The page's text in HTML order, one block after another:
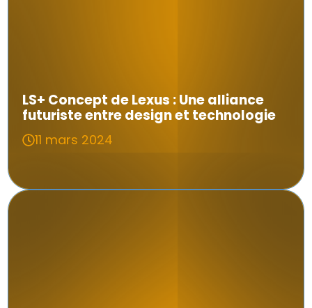
LS+ Concept de Lexus : Une alliance
futuriste entre design et technologie
11 mars 2024